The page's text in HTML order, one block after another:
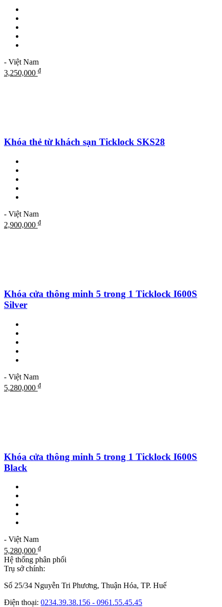
- Việt Nam
3,250,000 ₫
Khóa thẻ từ khách sạn Ticklock SKS28
- Việt Nam
2,900,000 ₫
Khóa cửa thông minh 5 trong 1 Ticklock I600S
Silver
- Việt Nam
5,280,000 ₫
Khóa cửa thông minh 5 trong 1 Ticklock I600S
Black
- Việt Nam
5,280,000 ₫
Hệ thống phân phối
Trụ sở chính:
Số 25/34 Nguyễn Tri Phương, Thuận Hóa, TP. Huế
Điện thoại: 0234.39.38.156 - 0961.55.45.45